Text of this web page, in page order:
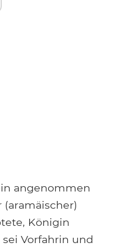
angenommen
Königin
sei Vorfahrin und